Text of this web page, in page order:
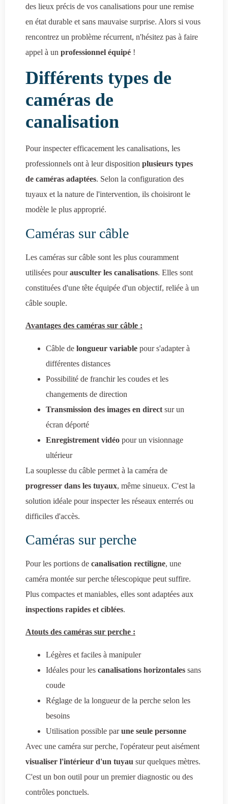
des lieux précis de vos canalisations pour une remise
en état durable et sans mauvaise surprise. Alors si vous
rencontrez un problème récurrent, n'hésitez pas à faire
appel à un professionnel équipé !
Différents types de
caméras de
canalisation
Pour inspecter efficacement les canalisations, les
professionnels ont à leur disposition plusieurs types
de caméras adaptées. Selon la configuration des
tuyaux et la nature de l'intervention, ils choisiront le
modèle le plus approprié.
Caméras sur câble
Les caméras sur câble sont les plus couramment
utilisées pourausculter les canalisations. Elles sont
constituées d'une tête équipée d'un objectif, reliée à un
câble souple.
Avantages des caméras sur câble :
Câble de longueur variable pour s'adapter à
différentes distances
Possibilité de franchir les coudes et les
changements de direction
Transmission des images en direct sur un
écran déporté
Enregistrement vidéo pour un visionnage
ultérieur
La souplesse du câble permet à la caméra de
progresser dans les tuyaux, même sinueux. C'est la
solution idéale pour inspecter les réseaux enterrés ou
difficiles d'accès.
Caméras sur perche
Pour les portions de canalisation rectiligne, une
caméra montée sur perche télescopique peut suffire.
Plus compactes et maniables, elles sont adaptées aux
inspections rapides et ciblées.
Atouts des caméras sur perche :
Légères et faciles à manipuler
Idéales pour les canalisations horizontales sans
coude
Réglage de la longueur de la perche selon les
besoins
Utilisation possible parune seule personne
Avec une caméra sur perche, l'opérateur peut aisément
visualiser l'intérieur d'un tuyau sur quelques mètres.
C'est un bon outil pour un premier diagnostic ou des
contrôles ponctuels.